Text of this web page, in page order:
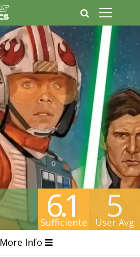
6.1
Sufficiente 5
User Avg
More Info